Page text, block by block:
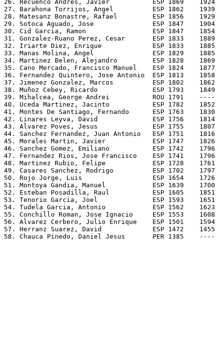
26. Recuenco Andres, Javier           ESP 1869    1924
27. Barahona Torrijos, Angel          ESP 1862    1939
28. Matesanz Bonastre, Rafael         ESP 1856    1929
29. Sotoca Aguado, Jose               ESP 1847    1904
30. Cid Garcia, Ramon                 ESP 1847    1854
31. Gonzalez-Ruano Perez, Cesar       ESP 1833
32. Iriarte Diez, Enrique             ESP 1833    1885
33. Manas Molina, Angel               ESP 1829    1885
34. Martinez Belen, Alejandro         ESP 1828    1869
35. Cano Mercado, Francisco Manuel    ESP 1824    1877
36. Fernandez Quintero, Jose Antonio  ESP 1813    1858
37. Jimenez Gonzalez, Marcos          ESP 1802    1862
38. Muñoz Cebey, Ricardo              ESP 1793    1849
39. Mihalcea, George Andrei           ROU 1791    ----
40. Uceda Martinez, Jacinto           ESP 1782    1852
41. Montes De Santiago, Fernando      ESP 1763    1830
42. Linares Leyva, David              ESP 1756    1814
43. Alvarez Poves, Jesus              ESP 1755    1807
44. Sanchez Fernandez, Juan Antonio   ESP 1751
45. Morales Martin, Javier            ESP 1747    1826
46. Sanchez Gomez, Emiliano           ESP 1742    1796
47. Fernandez Rios, Jose Francisco    ESP 1741    1796
48. Martinez Rubio, Felipe            ESP 1728    1761
49. Casares Sanchez, Rodrigo          ESP 1702    1797
50. Rojo Jorge, Luis                  ESP 1654    1726
51. Montoya Gandia, Manuel            ESP 1639    1700
52. Esteban Posadilla, Raul           ESP 1605    1851
53. Tenorio Garcia, Joel              ESP 1593    1651
54. Tudela Garcia, Antonio            ESP 1562    1623
55. Conchillo Roman, Jose Ignacio     ESP 1553    1608
56. Alvarez Cerbero, Julio Enrique    ESP 1501    1594
57. Herranz Suarez, David             ESP 1472